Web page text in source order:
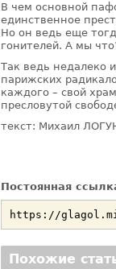
В чем основной
единственное
Но он ведь еще
гонителей. А мы
Так ведь недалеко
парижских
каждого – свой
пресловутой
текст: Михаил
Постоянная
Похожие